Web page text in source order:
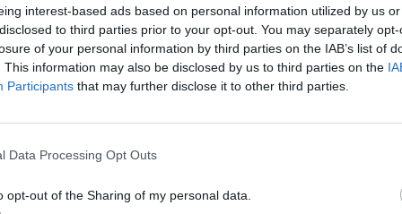
interest-based ads based on personal information utilized by us
to third parties prior to your opt-out. You may separately
of your personal information by third parties on the IAB’s list of
This information may also be disclosed by us to third parties on the
Participants that may further disclose it to other third parties.
Data Processing Opt Outs
opt-out of the Sharing of my personal data.
modéré la plupart des jours de la
prendre des pauses régulières pour vous
l’air, marchez un peu ou faites quelques
de 10 à 20 minutes, qui vous aidera à vous